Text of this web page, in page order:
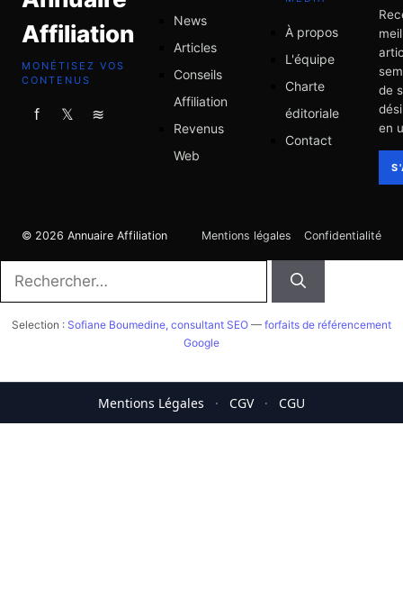
Affiliation
MONÉTISEZ VOS
CONTENUS
f 𝕏 ≋
News
Articles
Conseils
Affiliation
Revenus
Web
À propos
L'équipe
Charte
éditoriale
Contact
de
en
© 2026 Annuaire Affiliation Mentions légales Confidentialité
Selection : Sofiane Boumedine, consultant SEO — forfaits de référencement
Google
Mentions Légales · CGV · CGU